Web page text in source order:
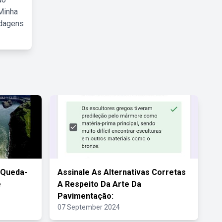
Assinale As Alternativas Corretas
A Respeito Da Arte Da
Pavimentação:
07 September 2024